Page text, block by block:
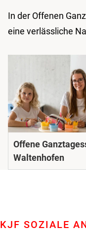
In der Offenen
eine verlässliche
Offene
Waltenhofen
KJF SOZIALE